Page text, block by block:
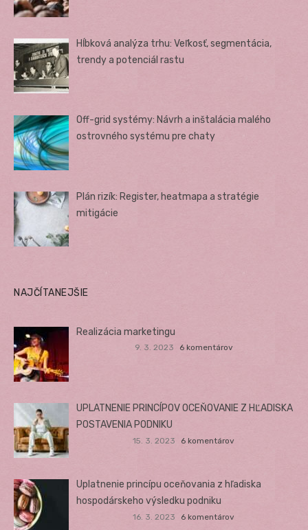
Hĺbková analýza trhu: Veľkosť, segmentácia,
trendy a potenciál rastu
Off-grid systémy: Návrh a inštalácia malého
ostrovného systému pre chaty
Plán rizík: Register, heatmapa a stratégie
mitigácie
NAJČÍTANEJŠIE
Realizácia marketingu
9. 3. 2023 6 komentárov
UPLATNENIE PRINCÍPOV OCEŇOVANIE Z HĽADISKA
POSTAVENIA PODNIKU
15. 3. 2023 6 komentárov
Uplatnenie princípu oceňovania z hľadiska
hospodárskeho výsledku podniku
16. 3. 2023 6 komentárov